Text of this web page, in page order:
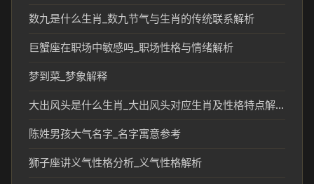
数九是什么生肖_数九节气与生肖的传统联系解析
巨蟹座在职场中敏感吗_职场性格与情绪解析
梦到菜_梦象解释
大出风头是什么生肖_大出风头对应生肖及性格特点解析
陈姓男孩大气名字_名字寓意参考
狮子座讲义气性格分析_义气性格解析